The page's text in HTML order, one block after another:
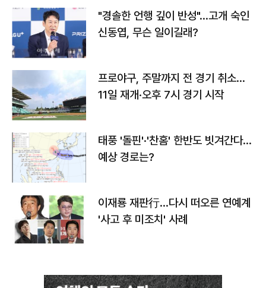
"경솔한 언행 깊이 반성"…고개 숙인
신동엽, 무슨 일이길래?
프로야구, 주말까지 전 경기 취소…
11일 재개·오후 7시 경기 시작
태풍 '돌핀'·'찬홈' 한반도 빗겨간다…
예상 경로는?
이재룡 재판行…다시 떠오른 연예계
'사고 후 미조치' 사례